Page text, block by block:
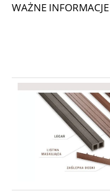
WAŻNE INFORMACJE